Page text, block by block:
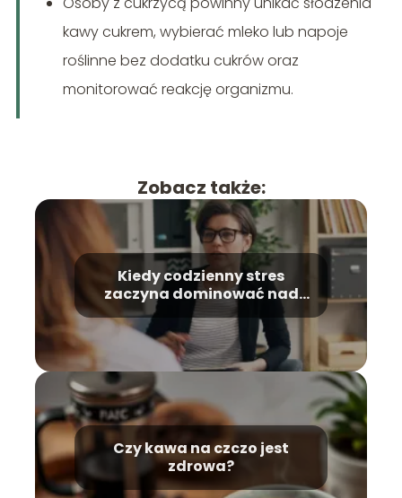
kawy cukrem, wybierać mleko lub napoje
roślinne bez dodatku cukrów oraz
monitorować reakcję organizmu.
Zobacz także:
Kiedy codzienny stres
zaczyna dominować nad
życiem i jak poznać moment,
w którym warto poprosić o
wsparcie?
Czy kawa na czczo jest
zdrowa?